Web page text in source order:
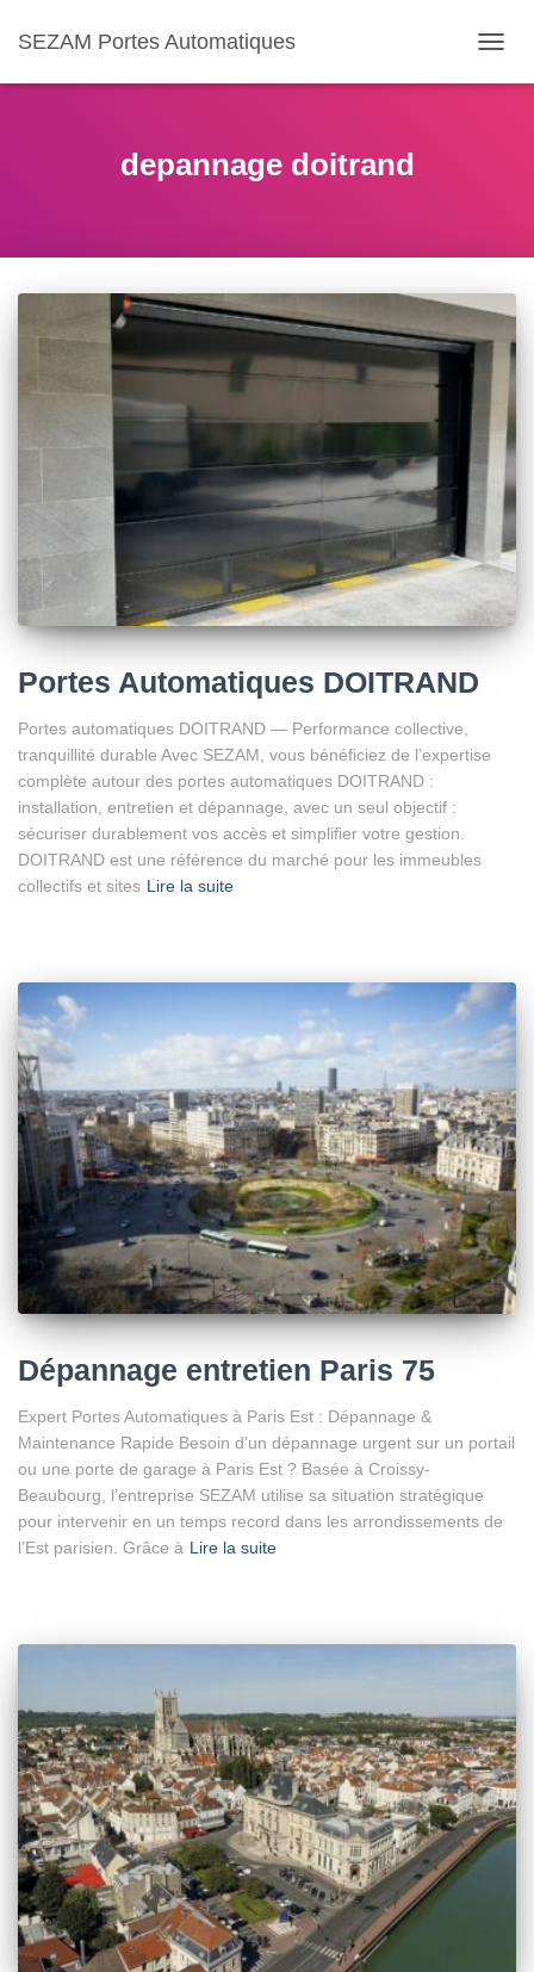
SEZAM Portes Automatiques
LA
depannage doitrand
Portes Automatiques DOITRAND
Portes automatiques DOITRAND — Performance collective,
tranquillité durable Avec SEZAM, vous bénéficiez de l’expertise
complète autour des portes automatiques DOITRAND :
installation, entretien et dépannage, avec un seul objectif :
sécuriser durablement vos accès et simplifier votre gestion.
DOITRAND est une référence du marché pour les immeubles
collectifs et sites Lire la suite
Dépannage entretien Paris 75
Expert Portes Automatiques à Paris Est : Dépannage &
Maintenance Rapide Besoin d’un dépannage urgent sur un portail
ou une porte de garage à Paris Est ? Basée à Croissy-
Beaubourg, l’entreprise SEZAM utilise sa situation stratégique
pour intervenir en un temps record dans les arrondissements de
l’Est parisien. Grâce à Lire la suite